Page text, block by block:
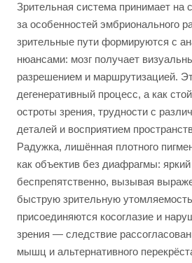
Зрительная система принимает на
за особенностей эмбрионального
зрительные пути формируются с
нюансами: мозг получает
разрешением и маршрутизацией.
дегенеративный процесс, а как
остроты зрения, трудности с
деталей и восприятием
Радужка, лишённая плотного
как объектив без диафрагмы:
беспрепятственно, вызывая
быструю зрительную
присоединяются косоглазие и
зрения — следствие
мышц и альтернативного